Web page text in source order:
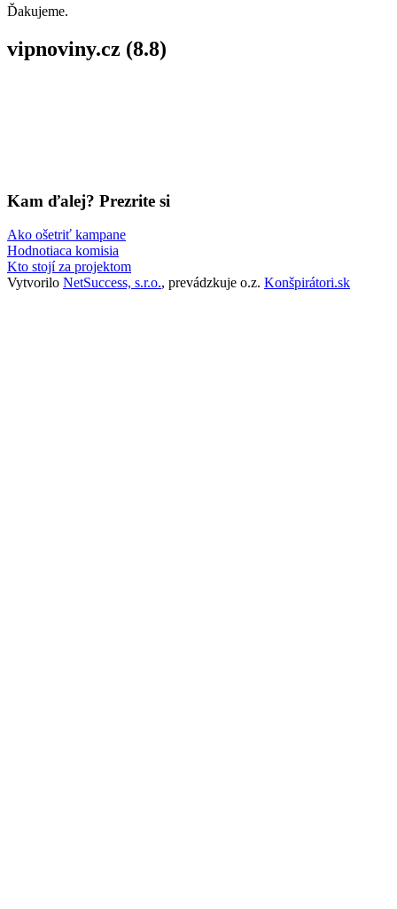
Ďakujeme.
vipnoviny.cz (8.8)
Kam ďalej? Prezrite si
Ako ošetriť kampane
Hodnotiaca komisia
Kto stojí za projektom
Vytvorilo NetSuccess, s.r.o., prevádzkuje o.z. Konšpirátori.sk